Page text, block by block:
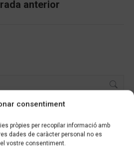
consentiment
pròpies per recopilar informació amb
dades de caràcter personal no es
vostre consentiment.
Proyecto
anterior